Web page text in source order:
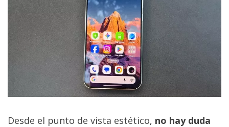
Desde el punto de vista estético, no hay duda